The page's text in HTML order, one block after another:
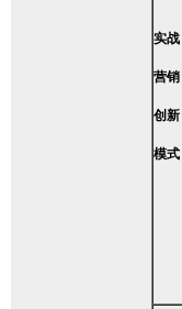
实战
营销
创新
模式